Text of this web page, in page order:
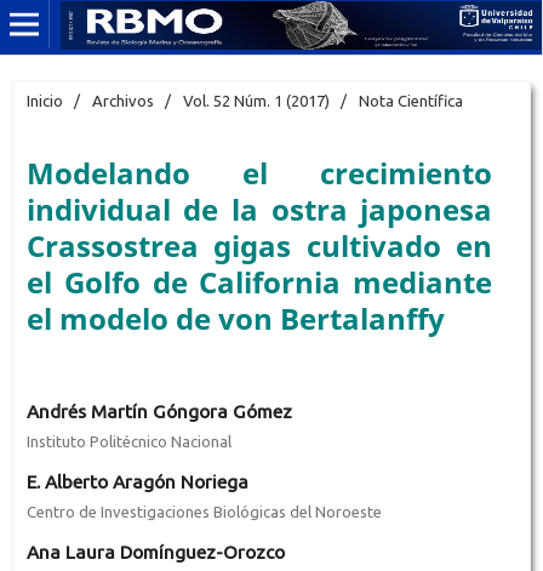
Inicio / Archivos / Vol. 52 Núm. 1 (2017) / Nota Científica
Modelando el crecimiento
individual de la ostra japonesa
Crassostrea gigas cultivado en
el Golfo de California mediante
el modelo de von Bertalanffy
Andrés Martín Góngora Gómez
Instituto Politécnico Nacional
E. Alberto Aragón Noriega
Centro de Investigaciones Biológicas del Noroeste
Ana Laura Domínguez-Orozco